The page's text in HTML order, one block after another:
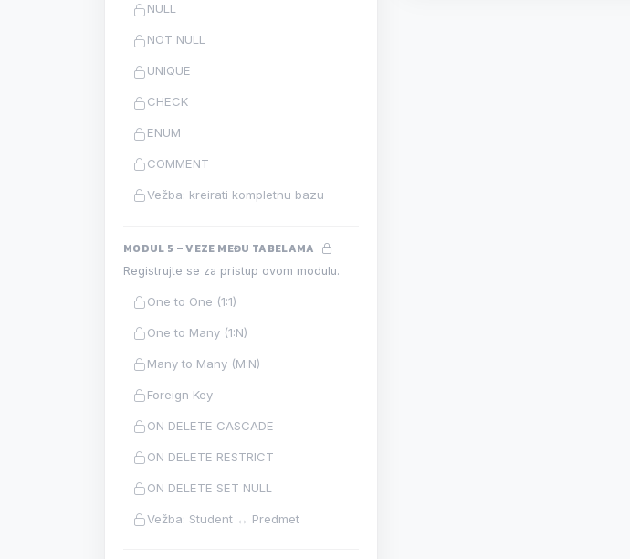
NULL
NOT NULL
UNIQUE
CHECK
ENUM
COMMENT
Vežba: kreirati kompletnu bazu
MODUL 5 – VEZE MEĐU TABELAMA
Registrujte se za pristup ovom modulu.
One to One (1:1)
One to Many (1:N)
Many to Many (M:N)
Foreign Key
ON DELETE CASCADE
ON DELETE RESTRICT
ON DELETE SET NULL
Vežba: Student ↔ Predmet